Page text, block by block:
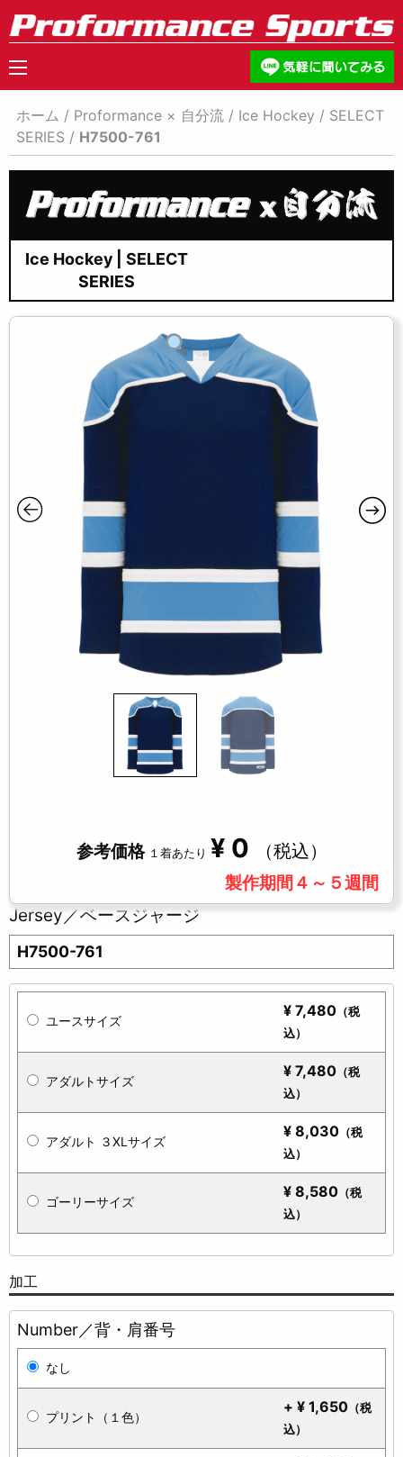
ホーム / Proformance × 自分流 / Ice Hockey / SELECT
SERIES / H7500-761
Ice Hockey | SELECT
SERIES
参考価格 １着あたり ¥ 0 （税込）
製作期間４～５週間
Jersey／ベースジャージ
H7500-761
ユースサイズ
¥ 7,480 （税
込）
アダルトサイズ
¥ 7,480 （税
込）
アダルト ３XLサイズ
¥ 8,030 （税
込）
ゴーリーサイズ
¥ 8,580 （税
込）
加工
Number／背・肩番号
なし
プリント（１色）
+ ¥ 1,650 （税
込）